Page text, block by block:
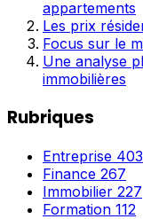
appartements
Les prix
Focus sur le
Une analyse
immobilières
Rubriques
Entreprise 403
Finance 267
Immobilier 227
Formation 112